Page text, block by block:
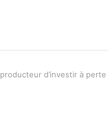
d’investir à perte